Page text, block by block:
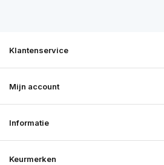
Klantenservice
Mijn account
Informatie
Keurmerken